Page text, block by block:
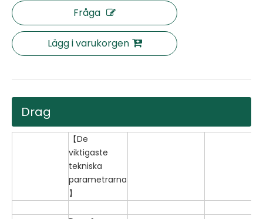
Fråga
Lägg i varukorgen
Drag
【De
viktigaste
tekniska
parametrarna
】